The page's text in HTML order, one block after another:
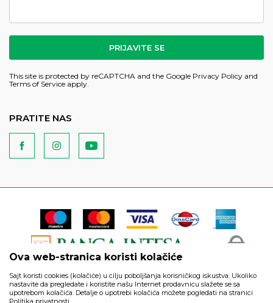
PRIJAVITE SE
This site is protected by reCAPTCHA and the Google Privacy Policy and
Terms of Service apply.
PRATITE NAS
Ova web-stranica koristi kolačiće
Sajt koristi cookies (kolačiće) u cilju poboljšanja korisničkog iskustva. Ukoliko
nastavite da pregledate i koristite našu Internet prodavnicu slažete se sa
upotrebom kolačića. Detalje o upotrebi kolačića možete pogledati na stranici
Politika privatnosti.